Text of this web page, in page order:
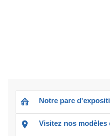
Notre parc
Visitez nos modèles